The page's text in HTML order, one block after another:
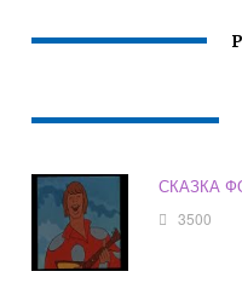
СКАЗКА
3500